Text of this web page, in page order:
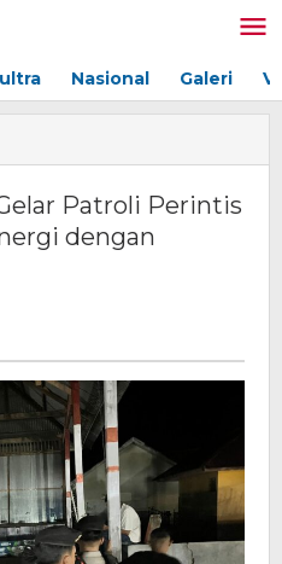
Nasional Galeri
Patroli Perintis
dengan